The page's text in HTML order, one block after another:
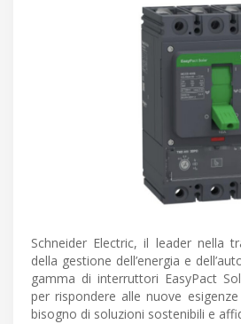
Schneider Electric, il leader nella
della gestione dell’energia e
gamma di interruttori EasyPact
per rispondere alle nuove
bisogno di soluzioni sostenibili e